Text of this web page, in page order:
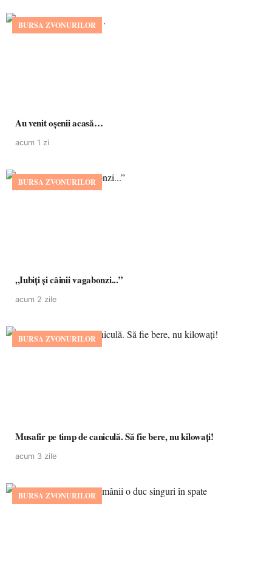
BURSA ZVONURILOR
Au venit oșenii acasă…
acum 1 zi
BURSA ZVONURILOR
,,Iubiți și câinii vagabonzi...”
acum 2 zile
BURSA ZVONURILOR
Musafir pe timp de caniculă. Să fie bere, nu kilowați!
acum 3 zile
BURSA ZVONURILOR